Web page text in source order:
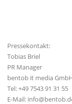
Pressekontakt:
Tobias Briel
PR Manager
bentob it media
Tel: +49 7543 91 31 55
E-Mail: